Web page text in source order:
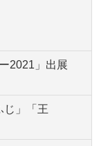
2021」出展
」「王